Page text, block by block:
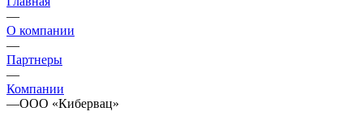
—
О компании
—
Партнеры
—
Компании
—ООО «Кибервац»